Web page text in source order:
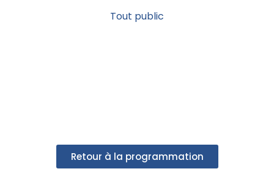
Tout public
Retour à la programmation